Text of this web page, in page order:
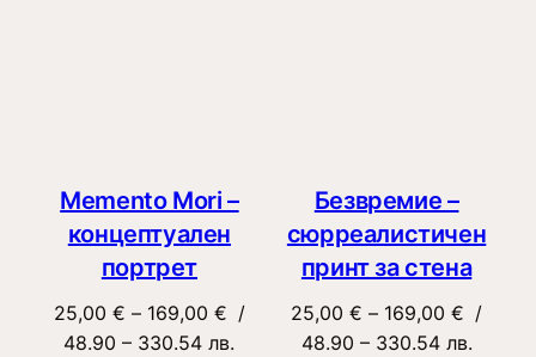
Memento Mori –
концептуален
портрет
25,00 € – 169,00 €Price
range:
/
48.90 – 330.54 лв.
Безвремие –
сюрреалистичен
принт за стена
25,00€ – 169,00€ Price
range:
/
48.90 – 330.54 лв.